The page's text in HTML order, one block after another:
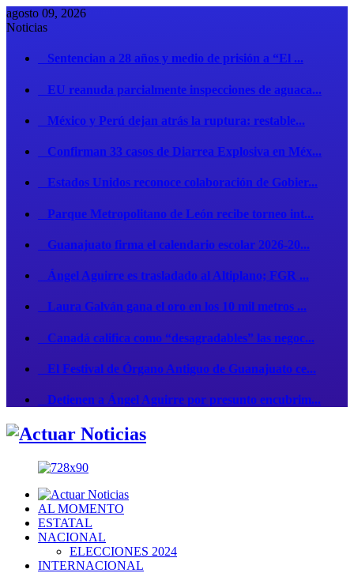
agosto 09, 2026
Noticias
Sentencian a 28 años y medio de prisión a “El ...
EU reanuda parcialmente inspecciones de aguaca...
México y Perú dejan atrás la ruptura: restable...
Confirman 33 casos de Diarrea Explosiva en Méx...
Estados Unidos reconoce colaboración de Gobier...
Parque Metropolitano de León recibe torneo int...
Guanajuato firma el calendario escolar 2026-20...
Ángel Aguirre es trasladado al Altiplano; FGR ...
Laura Galván gana el oro en los 10 mil metros ...
Canadá califica como “desagradables” las negoc...
El Festival de Órgano Antiguo de Guanajuato ce...
Detienen a Ángel Aguirre por presunto encubrim...
AL MOMENTO
ESTATAL
NACIONAL
ELECCIONES 2024
INTERNACIONAL